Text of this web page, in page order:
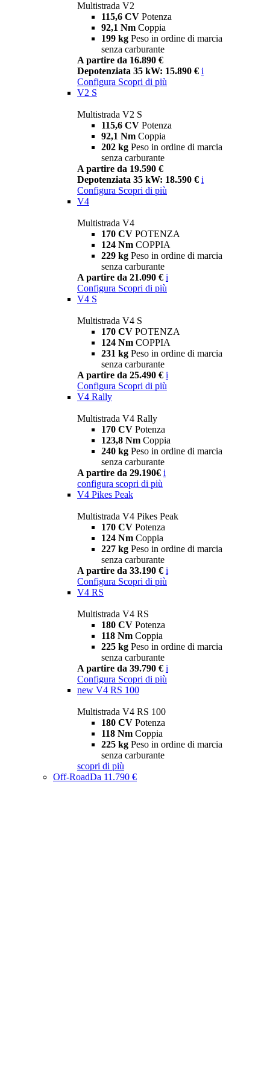
Multistrada V2
115,6 CV Potenza
92,1 Nm Coppia
199 kg Peso in ordine di marcia
senza carburante
A partire da 16.890 €
Depotenziata 35 kW: 15.890 € i
Configura Scopri di più
V2 S
Multistrada V2 S
115,6 CV Potenza
92,1 Nm Coppia
202 kg Peso in ordine di marcia
senza carburante
A partire da 19.590 €
Depotenziata 35 kW: 18.590 € i
Configura Scopri di più
V4
Multistrada V4
170 CV POTENZA
124 Nm COPPIA
229 kg Peso in ordine di marcia
senza carburante
A partire da 21.090 € i
Configura Scopri di più
V4 S
Multistrada V4 S
170 CV POTENZA
124 Nm COPPIA
231 kg Peso in ordine di marcia
senza carburante
A partire da 25.490 € i
Configura Scopri di più
V4 Rally
Multistrada V4 Rally
170 CV Potenza
123,8 Nm Coppia
240 kg Peso in ordine di marcia
senza carburante
A partire da 29.190€ i
configura scopri di più
V4 Pikes Peak
Multistrada V4 Pikes Peak
170 CV Potenza
124 Nm Coppia
227 kg Peso in ordine di marcia
senza carburante
A partire da 33.190 € i
Configura Scopri di più
V4 RS
Multistrada V4 RS
180 CV Potenza
118 Nm Coppia
225 kg Peso in ordine di marcia
senza carburante
A partire da 39.790 € i
Configura Scopri di più
new V4 RS 100
Multistrada V4 RS 100
180 CV Potenza
118 Nm Coppia
225 kg Peso in ordine di marcia
senza carburante
scopri di più
Off-RoadDa 11.790 €